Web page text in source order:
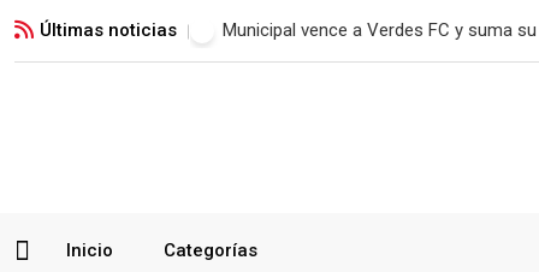
Últimas noticias Municipal vence a Verdes FC y suma
Inicio Categorías